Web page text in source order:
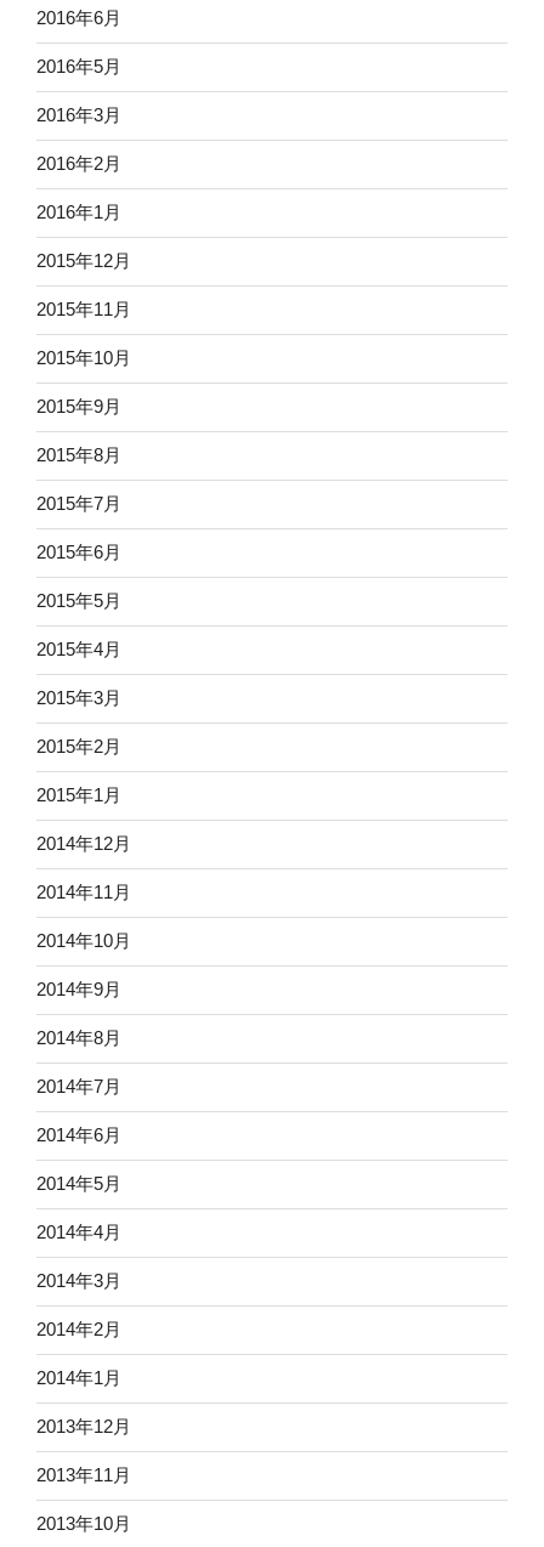
2016年6月
2016年5月
2016年3月
2016年2月
2016年1月
2015年12月
2015年11月
2015年10月
2015年9月
2015年8月
2015年7月
2015年6月
2015年5月
2015年4月
2015年3月
2015年2月
2015年1月
2014年12月
2014年11月
2014年10月
2014年9月
2014年8月
2014年7月
2014年6月
2014年5月
2014年4月
2014年3月
2014年2月
2014年1月
2013年12月
2013年11月
2013年10月